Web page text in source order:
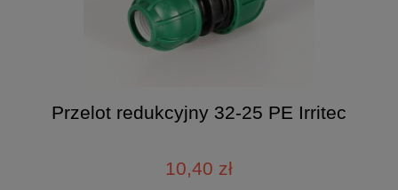
Przelot redukcyjny 32-25 PE Irritec
10,40 zł